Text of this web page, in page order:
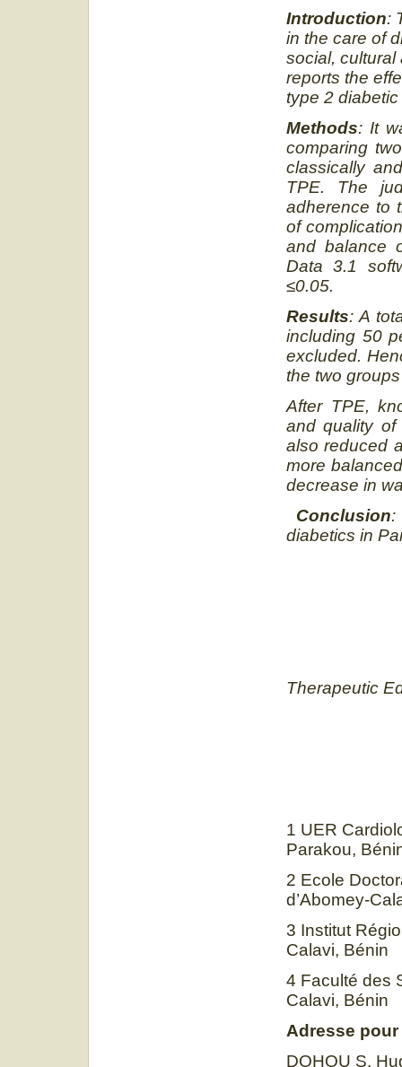
Introduction:
in the care of
social, cultural
reports the
type 2
Methods: It
comparing
classically
TPE. The
adherence to
of
and balance
Data 3.1
≤0.05.
Results: A
including 50
excluded.
the two
After TPE,
and quality of
also reduced
more
decrease in
Conclusion:
diabetics in
Therapeutic
1 UER
Parakou,
2 Ecole
d’Abomey-
3 Institut
Calavi, Bénin
4 Faculté des
Calavi, Bénin
Adresse
DOHOU S.